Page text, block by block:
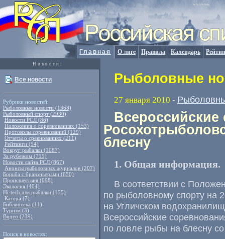
Главная О лиге Правила Календарь
Новости:
Все новости
Рубрики новостей:
Рыболовные новости (1368)
Рыболовный спорт (2930)
Новости РСЛ (86)
Положения о соревнованиях (153)
Протоколы соревнований (129)
Отчеты о сревнованиях (211)
Рейтинги (54)
Вокруг рыбалки (1087)
За рубежом (715)
Новости сайта РСЛ (867)
Анонсы рыболовных журналов (207)
Борьба с браконьерами (650)
Происшествия (698)
Экология (404)
Hi-tech для рыбалки (155)
Катера (7)
Библиотека (11)
Туризм (3)
Видео (239)
Поиск в новостях:
Рыболовные
27 января 2010 -
блесну
1. Общая информация.
В соответствии с
по рыболовному спорту на
на Угличском
Всероссийские
по ловле рыбы на блесну